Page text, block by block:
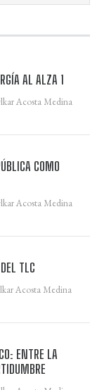
AL ALZA 1
Acosta Medina
COMO
Acosta Medina
TLC
Acosta Medina
ENTRE LA